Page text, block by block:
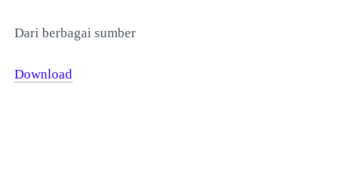
Dari berbagai sumber
Download